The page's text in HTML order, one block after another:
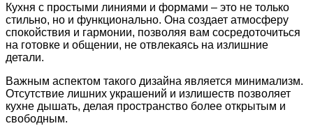
Кухня с простыми линиями и формами – это не только
стильно, но и функционально. Она создает атмосферу
спокойствия и гармонии, позволяя вам сосредоточиться
на готовке и общении, не отвлекаясь на излишние
детали.
Важным аспектом такого дизайна является минимализм.
Отсутствие лишних украшений и излишеств позволяет
кухне дышать, делая пространство более открытым и
свободным.